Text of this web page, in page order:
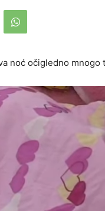
noć očigledno mnogo